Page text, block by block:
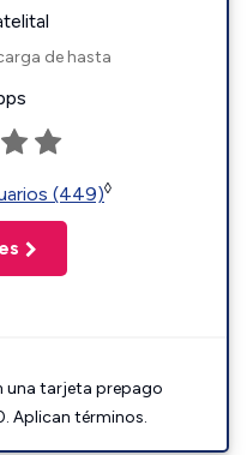
de hasta
(449)◊
una tarjeta prepago
Aplican términos.